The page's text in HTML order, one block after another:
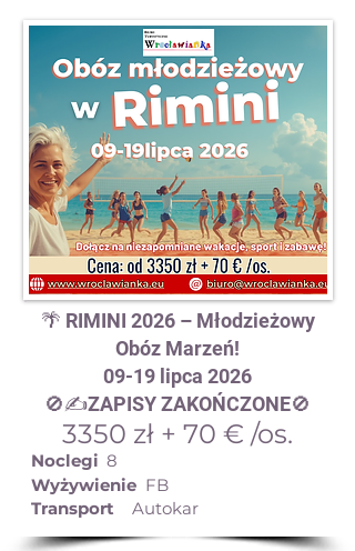
🌴 RIMINI 2026 – Młodzieżowy
Obóz Marzeń!
09-19 lipca 2026
🚫✍️ZAPISY ZAKOŃCZONE🚫
3350 zł + 70 € /os.
Noclegi 8
Wyżywienie FB
Transport
Autokar